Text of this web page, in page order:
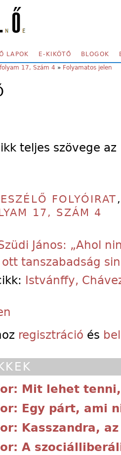
LAPOK E-KIKÖTŐ BLOGOK
17, Szám 4 » Folyamatos jelen
teljes szövege az
FOLYÓIRAT
17, SZÁM 4
János: „Ahol
tanszabadság
Istvánffy,
regisztráció és
Mit lehet
Egy párt, ami
Kasszandra,
A